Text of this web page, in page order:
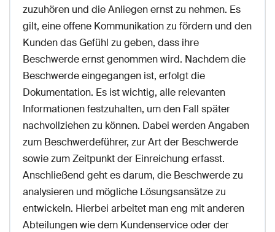
zuzuhören und die Anliegen ernst zu nehmen. Es
gilt, eine offene Kommunikation zu fördern und den
Kunden das Gefühl zu geben, dass ihre
Beschwerde ernst genommen wird. Nachdem die
Beschwerde eingegangen ist, erfolgt die
Dokumentation. Es ist wichtig, alle relevanten
Informationen festzuhalten, um den Fall später
nachvollziehen zu können. Dabei werden Angaben
zum Beschwerdeführer, zur Art der Beschwerde
sowie zum Zeitpunkt der Einreichung erfasst.
Anschließend geht es darum, die Beschwerde zu
analysieren und mögliche Lösungsansätze zu
entwickeln. Hierbei arbeitet man eng mit anderen
Abteilungen wie dem Kundenservice oder der